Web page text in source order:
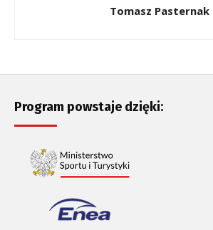
Tomasz Pasternak
Program powstaje dzięki: